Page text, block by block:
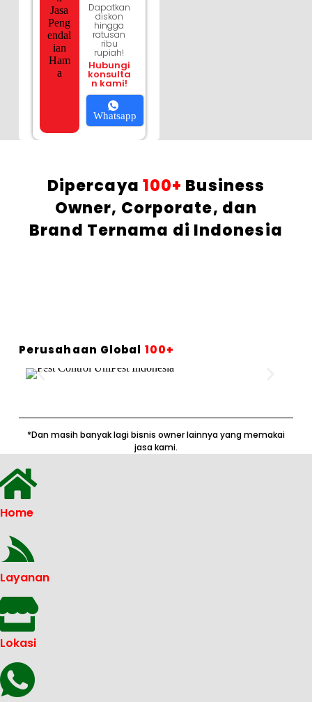
Dapatkan
diskon
hingga
ratusan
ribu
rupiah!
Hubungi
konsulta
n kami!
Whatsapp
Dipercaya 100+ Business
Owner, Corporate, dan
Brand Ternama di Indonesia
Perusahaan Global 100+
*Dan masih banyak lagi bisnis owner lainnya yang memakai
jasa kami.
Home
Layanan
Lokasi